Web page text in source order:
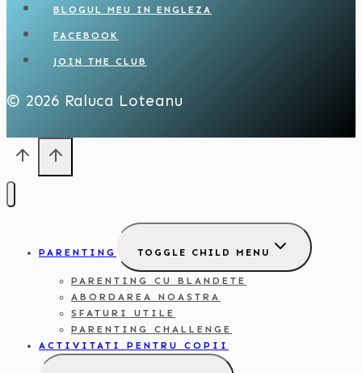
BLOGUL MEU IN ENGLEZA
FACEBOOK
JOIN THE CLUB
© 2026 Raluca Loteanu
PARENTING TOGGLE CHILD MENU
PARENTING CU BLANDETE
ABORDAREA NOASTRA
SFATURI UTILE
PARENTING CHALLENGE
ACTIVITATI PENTRU COPII